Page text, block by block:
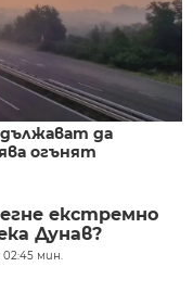
да
огънят
екстремно
Дунав?
мин.